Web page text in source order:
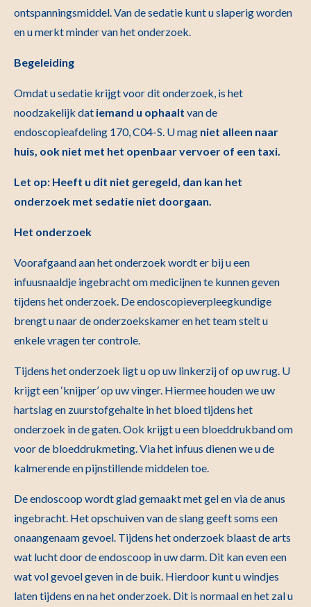
ontspanningsmiddel. Van de sedatie kunt u slaperig worden
en u merkt minder van het onderzoek.
Begeleiding
Omdat u sedatie krijgt voor dit onderzoek, is het
noodzakelijk dat iemand u ophaalt van de
endoscopieafdeling 170, C04-S. U mag niet alleen naar
huis, ook niet met het openbaar vervoer of een taxi.
Let op: Heeft u dit niet geregeld, dan kan het
onderzoek met sedatie niet doorgaan.
Het onderzoek
Voorafgaand aan het onderzoek wordt er bij u een
infuusnaaldje ingebracht om medicijnen te kunnen geven
tijdens het onderzoek. De endoscopieverpleegkundige
brengt u naar de onderzoekskamer en het team stelt u
enkele vragen ter controle.
Tijdens het onderzoek ligt u op uw linkerzij of op uw rug. U
krijgt een ‘knijper’ op uw vinger. Hiermee houden we uw
hartslag en zuurstofgehalte in het bloed tijdens het
onderzoek in de gaten. Ook krijgt u een bloeddrukband om
voor de bloeddrukmeting. Via het infuus dienen we u de
kalmerende en pijnstillende middelen toe.
De endoscoop wordt glad gemaakt met gel en via de anus
ingebracht. Het opschuiven van de slang geeft soms een
onaangenaam gevoel. Tijdens het onderzoek blaast de arts
wat lucht door de endoscoop in uw darm. Dit kan even een
wat vol gevoel geven in de buik. Hierdoor kunt u windjes
laten tijdens en na het onderzoek. Dit is normaal en het zal u